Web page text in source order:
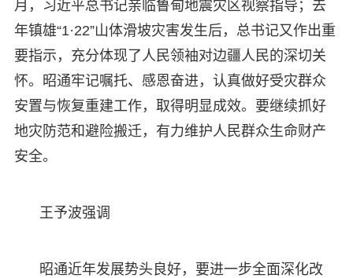
月，习近平总书记亲临鲁甸地震灾区视察指导；去
年镇雄“1·22”山体滑坡灾害发生后，总书记又作出重
要指示，充分体现了人民领袖对边疆人民的深切关
怀。昭通牢记嘱托、感恩奋进，认真做好受灾群众
安置与恢复重建工作，取得明显成效。要继续抓好
地灾防范和避险搬迁，有力维护人民群众生命财产
安全。
王予波强调
昭通近年发展势头良好，要进一步全面深化改